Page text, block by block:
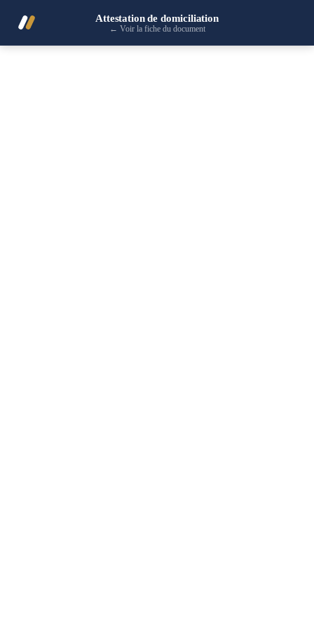
Attestation de domiciliation
← Voir la fiche du document